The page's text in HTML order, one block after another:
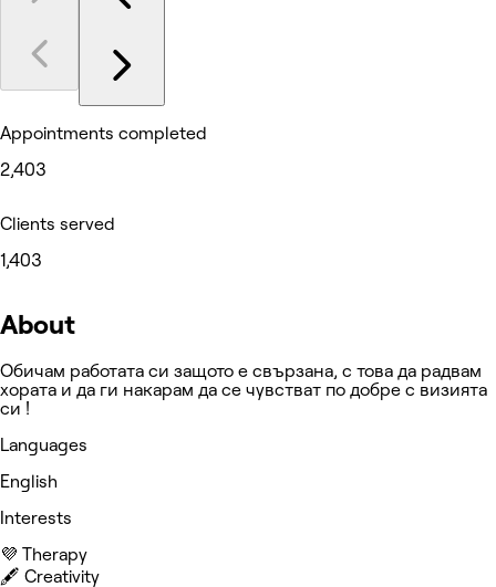
Appointments completed
2,403
Clients served
1,403
About
Обичам работата си защото е свързана, с това да радвам
хората и да ги накарам да се чувстват по добре с визията
си !
Languages
English
Interests
💜 Therapy
🖋️ Creativity